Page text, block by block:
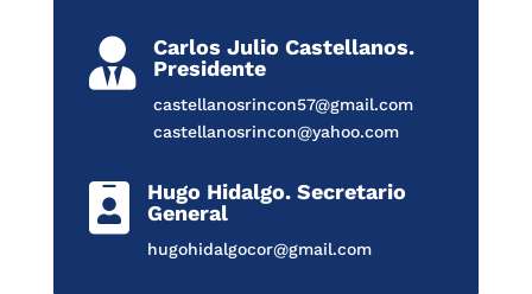

Carlos Julio Castellanos.
Presidente
castellanosrincon57@gmail.com
castellanosrincon@yahoo.com

Hugo Hidalgo. Secretario
General
hugohidalgocor@gmail.com